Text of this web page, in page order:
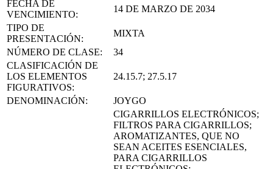
FECHA DE
VENCIMIENTO:
14 DE MARZO DE 2034
TIPO DE
PRESENTACIÓN:
MIXTA
NÚMERO DE CLASE:
34
CLASIFICACIÓN DE
LOS ELEMENTOS
FIGURATIVOS:
24.15.7; 27.5.17
DENOMINACIÓN: JOYGO
CIGARRILLOS ELECTRÓNICOS;
FILTROS PARA CIGARRILLOS;
AROMATIZANTES, QUE NO
SEAN ACEITES ESENCIALES,
PARA CIGARRILLOS